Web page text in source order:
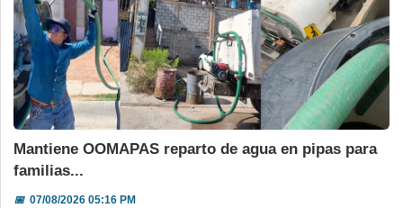
Mantiene OOMAPAS reparto de agua en pipas para
familias...
📅07/08/2026 05:16 PM